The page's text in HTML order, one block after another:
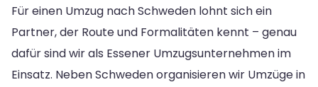
Für einen Umzug nach Schweden lohnt sich ein
Partner, der Route und Formalitäten kennt – genau
dafür sind wir als Essener Umzugsunternehmen im
Einsatz. Neben Schweden organisieren wir Umzüge in